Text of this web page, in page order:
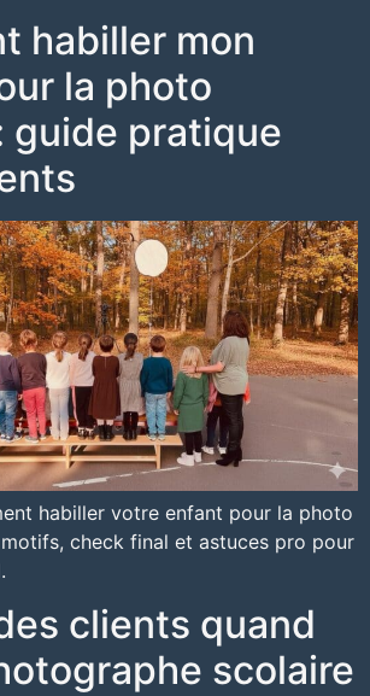
habiller mon
la photo
guide pratique
habiller votre enfant pour la photo
check final et astuces pro pour
clients quand
scolaire